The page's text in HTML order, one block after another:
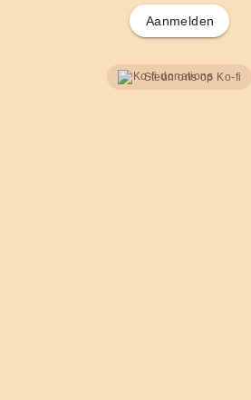
Aanmelden
Steun ons op Ko-fi